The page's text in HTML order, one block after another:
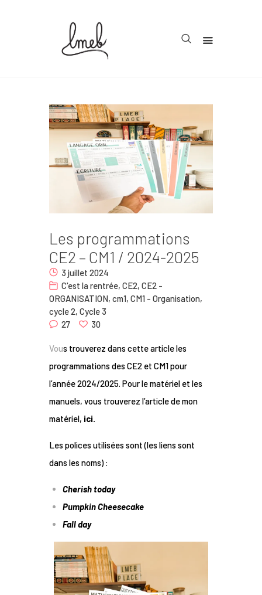
Organisation
La communauté
Contact
Les programmations
CE2 – CM1 / 2024-2025
3 juillet 2024
C'est la rentrée, CE2, CE2 -
ORGANISATION, cm1, CM1 - Organisation,
cycle 2, Cycle 3
27
30
Vous trouverez dans cette article les
programmations des CE2 et CM1 pour
l’année 2024/2025. Pour le matériel et les
manuels, vous trouverez l’article de mon
matériel, ici.
Les polices utilisées sont (les liens sont
dans les noms) :
Cherish today
Pumpkin Cheesecake
Fall day